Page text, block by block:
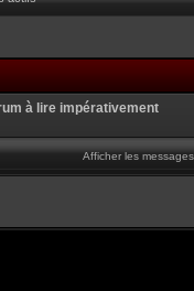
à lire impérativement
Afficher les